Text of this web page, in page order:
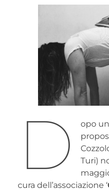
D
opo
Turi)
cura dell’associazione ‘